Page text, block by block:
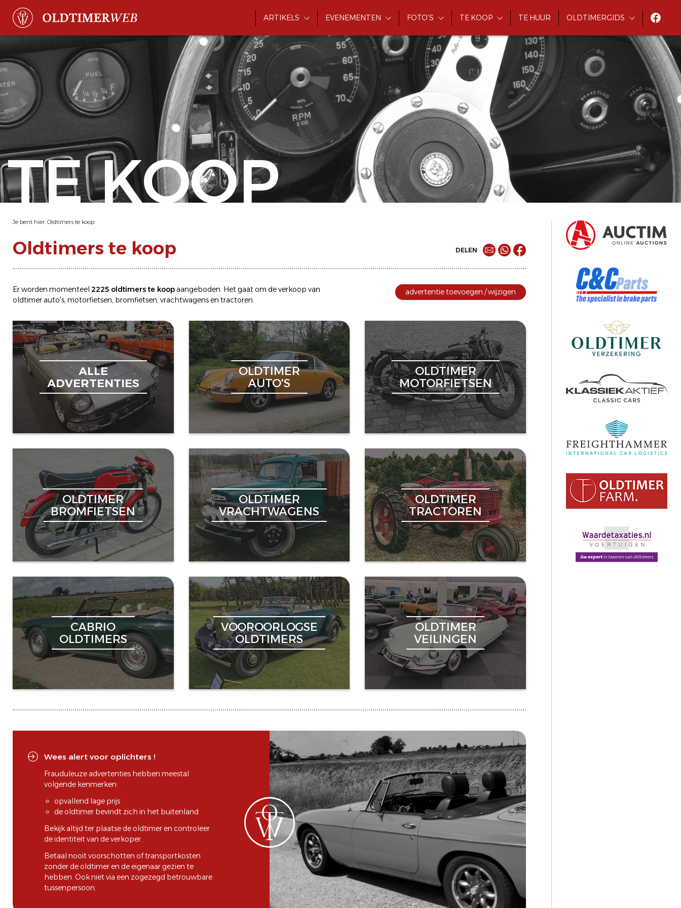
ARTIKELS EVENEMENTEN FOTO'S TE KOOP TE HUUR OLDTIMERGIDS
TE KOOP
Je bent hier: Oldtimers te koop
Oldtimers te koop DELEN
Er worden momenteel 2225 oldtimers te koopaangeboden. Het gaat om deverkoop van
oldtimerauto's,motorfietsen, bromfietsen,vrachtwagens en tractoren.
advertentie toevoegen / wijzigen
ALLE
ADVERTENTIES
OLDTIMER
AUTO'S
OLDTIMER
MOTORFIETSEN
OLDTIMER
BROMFIETSEN
OLDTIMER
VRACHTWAGENS
OLDTIMER
TRACTOREN
CABRIO
OLDTIMERS
VOOROORLOGSE
OLDTIMERS
OLDTIMER
VEILINGEN
Wees alert voor oplichters !
Frauduleuze advertenties hebben meestal
volgende kenmerken:
opvallend lage prijs
de oldtimer bevindt zich in het buitenland
Bekijk altijd ter plaatse de oldtimer en controleer
de identiteit van de verkoper.
Betaal nooit voorschotten of transportkosten
zonder de oldtimer en de eigenaar gezien te
hebben. Ook niet via een zogezegd betrouwbare
tussenpersoon.